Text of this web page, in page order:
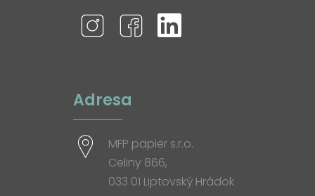
Adresa
MFP papier s.r.o.
Celiny 866,
033 01 Liptovský Hrádok